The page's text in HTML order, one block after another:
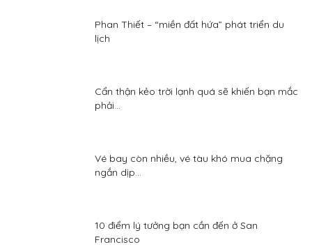
Phan Thiết – “miền đất hứa” phát triển du
lịch
Cẩn thận kẻo trời lạnh quá sẽ khiến bạn mắc
phải...
Vé bay còn nhiều, vé tàu khó mua chặng
ngắn dịp...
10 điểm lý tưởng bạn cần đến ở San
Francisco